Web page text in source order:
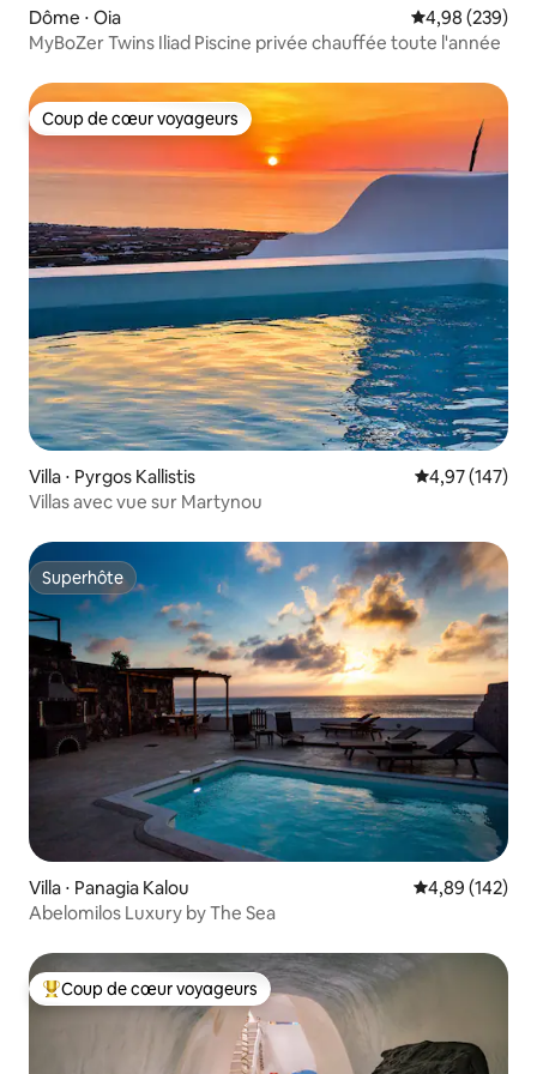
Dôme ⋅ Oia Évaluation
4,98 (239)
MyBoZer Twins Iliad Piscine privée chauffée toute l'année
Coup de cœur voyageurs
Coup de cœur voyageurs
Villa ⋅ Pyrgos Kallistis Évaluation
4,97 (147)
Villas avec vue sur Martynou
Superhôte
Superhôte
Villa ⋅ Panagia Kalou Évaluation
4,89 (142)
Abelomilos Luxury by The Sea
Coups de cœur voyageurs les plus appréciés
Coup de cœur voyageurs